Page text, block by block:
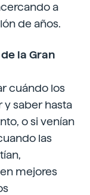
a
de años.
la Gran
cuándo los
y saber hasta
o si venían
las
mejores